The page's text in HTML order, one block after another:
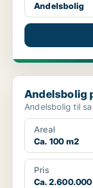
Andelsbolig
Andelsbolig på
Andelsbolig
Areal
Ca. 100 m2
Pris
Ca.